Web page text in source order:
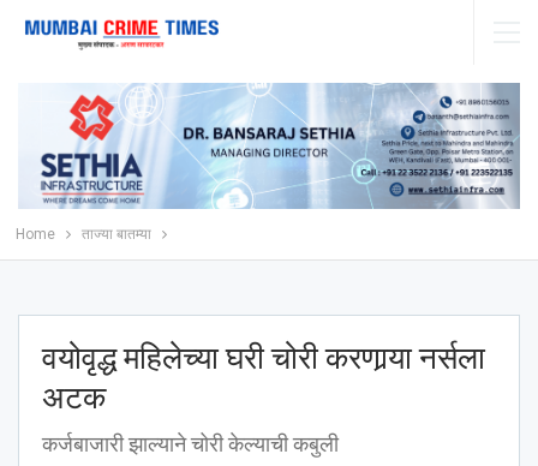
Home ताज्या बातम्या
वयोवृद्ध महिलेच्या घरी चोरी करणार्‍या नर्सला
अटक
कर्जबाजारी झाल्याने चोरी केल्याची कबुली